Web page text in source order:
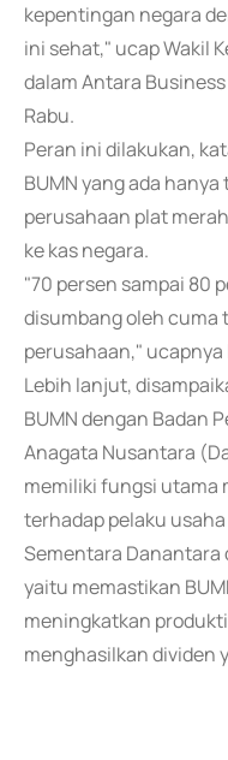
kepentingan negara
ini sehat," ucap Wakil
dalam Antara
Rabu.
Peran ini dilakukan,
BUMN yang ada
perusahaan plat
ke kas negara.
"70 persen sampai 80
disumbang oleh cuma
perusahaan," ucapnya
Lebih lanjut,
BUMN dengan Badan
Anagata Nusantara
memiliki fungsi utama
terhadap pelaku
Sementara Danantara
yaitu memastikan
meningkatkan
menghasilkan dividen